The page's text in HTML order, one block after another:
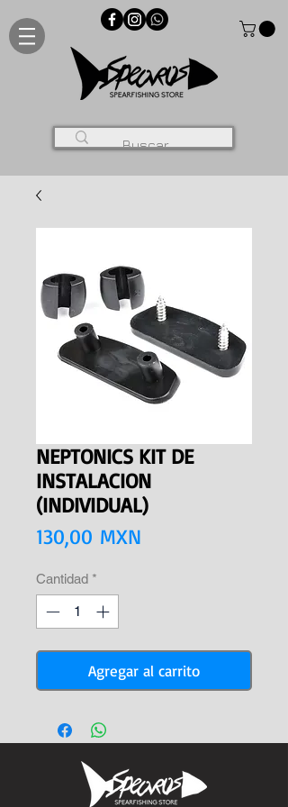
NEPTONICS KIT DE
INSTALACION
(INDIVIDUAL)
130,00 MXN
Cantidad *
Agregar al carrito